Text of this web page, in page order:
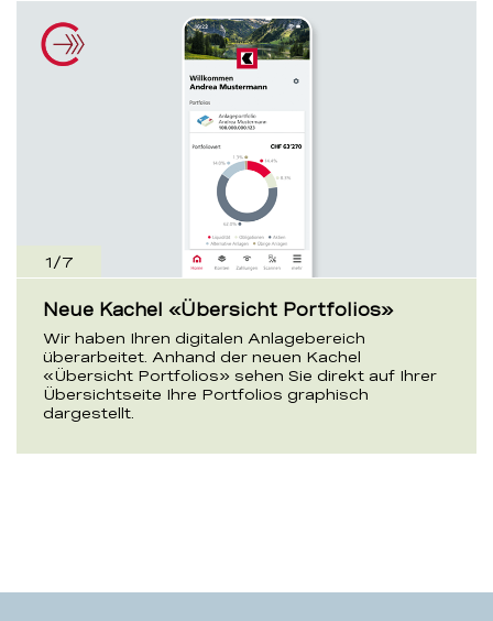
Neue Kachel «Übersicht Portfolios»
Wir haben Ihren digitalen Anlagebereich
überarbeitet. Anhand der neuen Kachel
«Übersicht Portfolios» sehen Sie direkt auf Ihrer
Übersichtseite Ihre Portfolios graphisch
dargestellt.
1/7